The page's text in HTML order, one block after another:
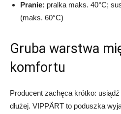
Pranie: pralka maks. 40°C;
(maks. 60°C)
Gruba warstwa
komfortu
Producent zachęca krótko:
dłużej. VIPPÄRT to poduszka